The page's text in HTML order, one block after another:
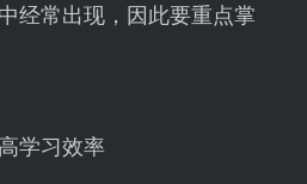
经常出现，因此要重点掌
学习效率